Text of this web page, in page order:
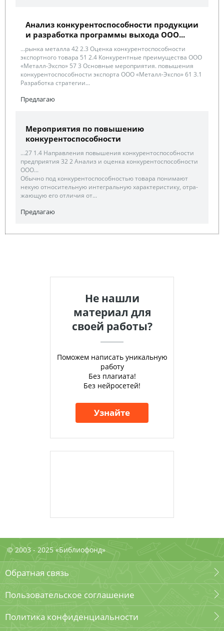
Анализ конкурентоспособности продукции
и разработка программы выхода ООО...
...рынка металла 42 2.3 Оценка конкурентоспособности
экспортного товара 51 2.4 Конкурентные преимущества ООО
«Металл-Экспо» 57 3 Основные мероприятия. повышения
конкурентоспособности экспорта ООО «Металл-Экспо» 61 3.1
Разработка стратегии...
Предлагаю
Мероприятия по повышению
конкурентоспособности
...27 1.4 Направления повышения конкурентоспособности
предприятия 32 2 Анализ и оценка конкурентоспособности
ООО...
Обычно под конкурентоспособностью товара понимают
некую относительную интегральную характеристику, отра-
жающую его отличия от...
Предлагаю
Не нашли
материал для
своей работы?
Поможем написать уникальную
работу
Без плагиата!
Без нейросетей!
Узнайте
© 2003 - 2025 «Библиофонд»
Обратная связь
Пользовательское соглашение
Политика конфиденциальности